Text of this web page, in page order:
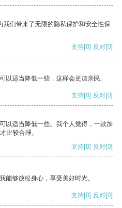
们带来了无限的隐私保护和安全性保
支持[0] 反对[0]
以适当降低一些，这样会更加亲民。
支持[0] 反对[0]
以适当降低一些。我个人觉得，一款加
比较合理。
支持[0] 反对[0]
能够放松身心，享受美好时光。
支持[0] 反对[0]